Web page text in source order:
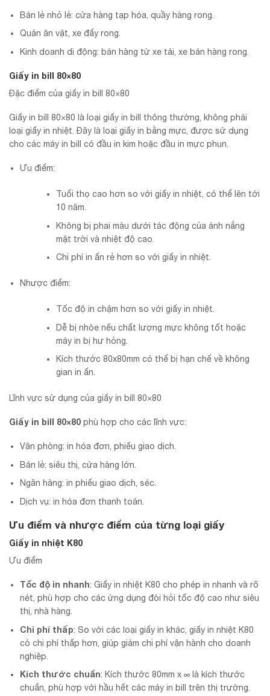
Bán lẻ nhỏ lẻ: cửa hàng tạp hóa, quầy hàng rong.
Quán ăn vặt, xe đẩy rong.
Kinh doanh di động: bán hàng từ xe tải, xe bán hàng rong.
Giấy in bill 80×80
Đặc điểm của giấy in bill 80×80
Giấy in bill 80×80 là loại giấy in bill thông thường, không phải
loại giấy in nhiệt. Đây là loại giấy in bằng mực, được sử dụng
cho các máy in bill có đầu in kim hoặc đầu in mực phun.
Ưu điểm:
Tuổi thọ cao hơn so với giấy in nhiệt, có thể lên tới
10 năm.
Không bị phai màu dưới tác động của ánh nắng
mặt trời và nhiệt độ cao.
Chi phí in ấn rẻ hơn so với giấy in nhiệt.
Nhược điểm:
Tốc độ in chậm hơn so với giấy in nhiệt.
Dễ bị nhòe nếu chất lượng mực không tốt hoặc
máy in bị hư hỏng.
Kích thước 80x80mm có thể bị hạn chế về không
gian in ấn.
Lĩnh vực sử dụng của giấy in bill 80×80
Giấy in bill 80×80 phù hợp cho các lĩnh vực:
Văn phòng: in hóa đơn, phiếu giao dịch.
Bán lẻ: siêu thị, cửa hàng lớn.
Ngân hàng: in phiếu giao dịch, séc.
Dịch vụ: in hóa đơn thanh toán.
Ưu điểm và nhược điểm của từng loại giấy
Giấy in nhiệt K80
Ưu điểm
Tốc độ in nhanh: Giấy in nhiệt K80 cho phép in nhanh và rõ
nét, phù hợp cho các ứng dụng đòi hỏi tốc độ cao như siêu
thị, nhà hàng.
Chi phí thấp: So với các loại giấy in khác, giấy in nhiệt K80
có chi phí thấp hơn, giúp giảm chi phí vận hành cho doanh
nghiệp.
Kích thước chuẩn: Kích thước 80mm x ∞ là kích thước
chuẩn, phù hợp với hầu hết các máy in bill trên thị trường.